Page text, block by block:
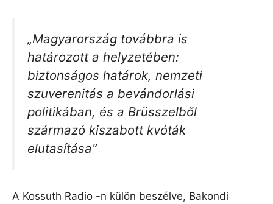
„Magyarország továbbra is
határozott a helyzetében:
biztonságos határok, nemzeti
szuverenitás a bevándorlási
politikában, és a Brüsszelből
származó kiszabott kvóták
elutasítása”
A Kossuth Radio -n külön beszélve, Bakondi